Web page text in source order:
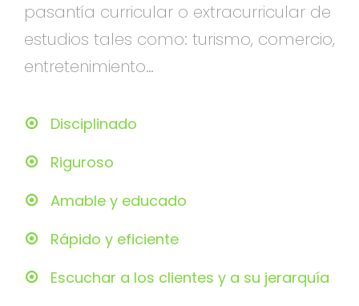
pasantía curricular o extracurricular de
estudios tales como: turismo, comercio,
entretenimiento…
Disciplinado
Riguroso
Amable y educado
Rápido y eficiente
Escuchar a los clientes y a su jerarquía